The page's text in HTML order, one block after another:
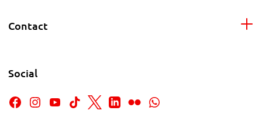
Contact
Social